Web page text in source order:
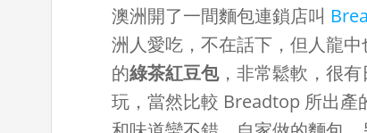
澳洲開了一間麵包連鎖店叫
洲人愛吃，不在話下，但人龍
的綠茶紅豆包，非常鬆軟，很
玩，當然比較 Breadtop 所出產